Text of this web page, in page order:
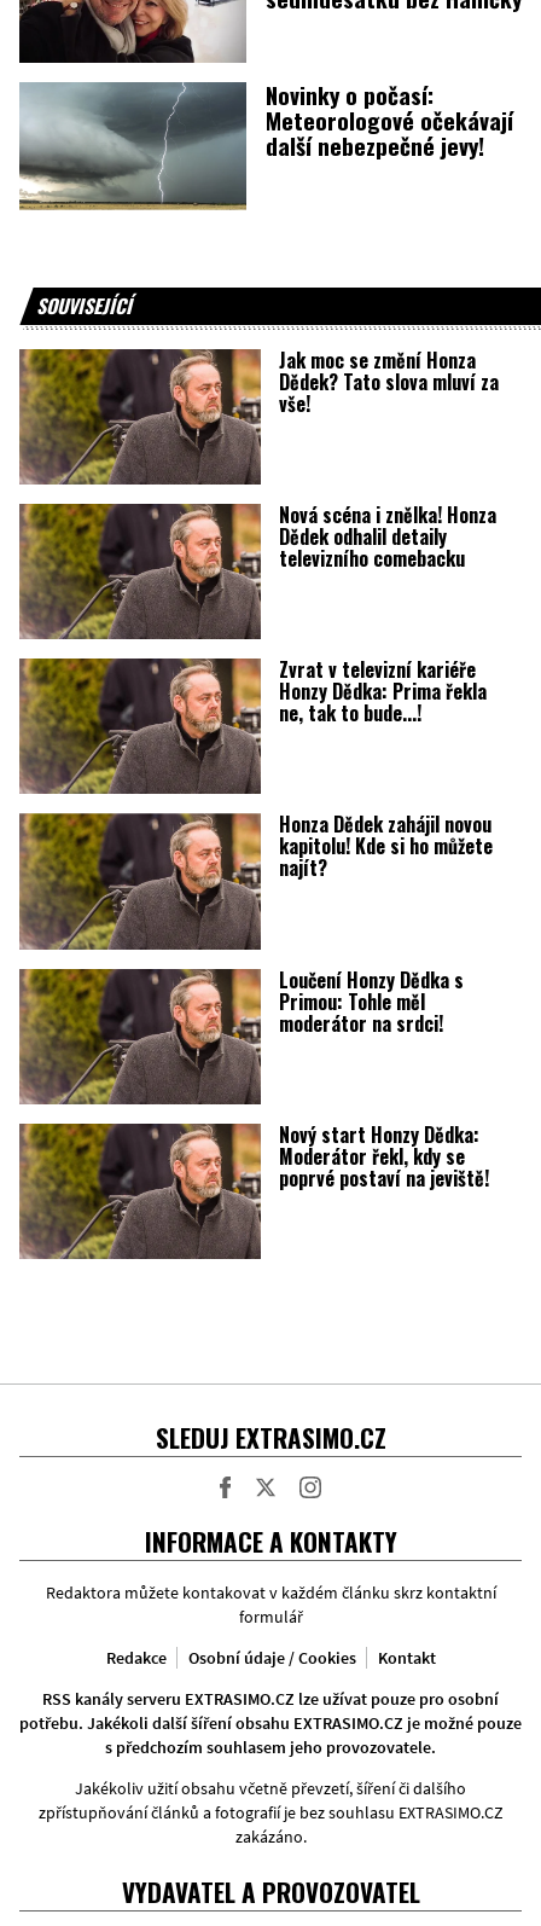
Novinky o počasí:
Meteorologové očekávají
další nebezpečné jevy!
SOUVISEJÍCÍ
Jak moc se změní Honza
Dědek? Tato slova mluví za
vše!
Nová scéna i znělka! Honza
Dědek odhalil detaily
televizního comebacku
Zvrat v televizní kariéře
Honzy Dědka: Prima řekla
ne, tak to bude...!
Honza Dědek zahájil novou
kapitolu! Kde si ho můžete
najít?
Loučení Honzy Dědka s
Primou: Tohle měl
moderátor na srdci!
Nový start Honzy Dědka:
Moderátor řekl, kdy se
poprvé postaví na jeviště!
SLEDUJ EXTRASIMO.CZ
INFORMACE A KONTAKTY
Redaktora můžete kontakovat v každém článku skrz kontaktní
formulář
Redakce
Osobní údaje / Cookies
Kontakt
RSS kanály serveru EXTRASIMO.CZ lze užívat pouze pro osobní
potřebu. Jakékoli další šíření obsahu EXTRASIMO.CZ je možné pouze
s předchozím souhlasem jeho provozovatele.
Jakékoliv užití obsahu včetně převzetí, šíření či dalšího
zpřístupňování článků a fotografií je bez souhlasu EXTRASIMO.CZ
zakázáno.
VYDAVATEL A PROVOZOVATEL